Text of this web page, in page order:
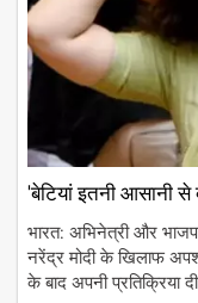
'बेटियां इतनी आसानी
भारत: अभिनेत्री और
नरेंद्र मोदी के खिलाफ
के बाद अपनी प्रतिक्रिया